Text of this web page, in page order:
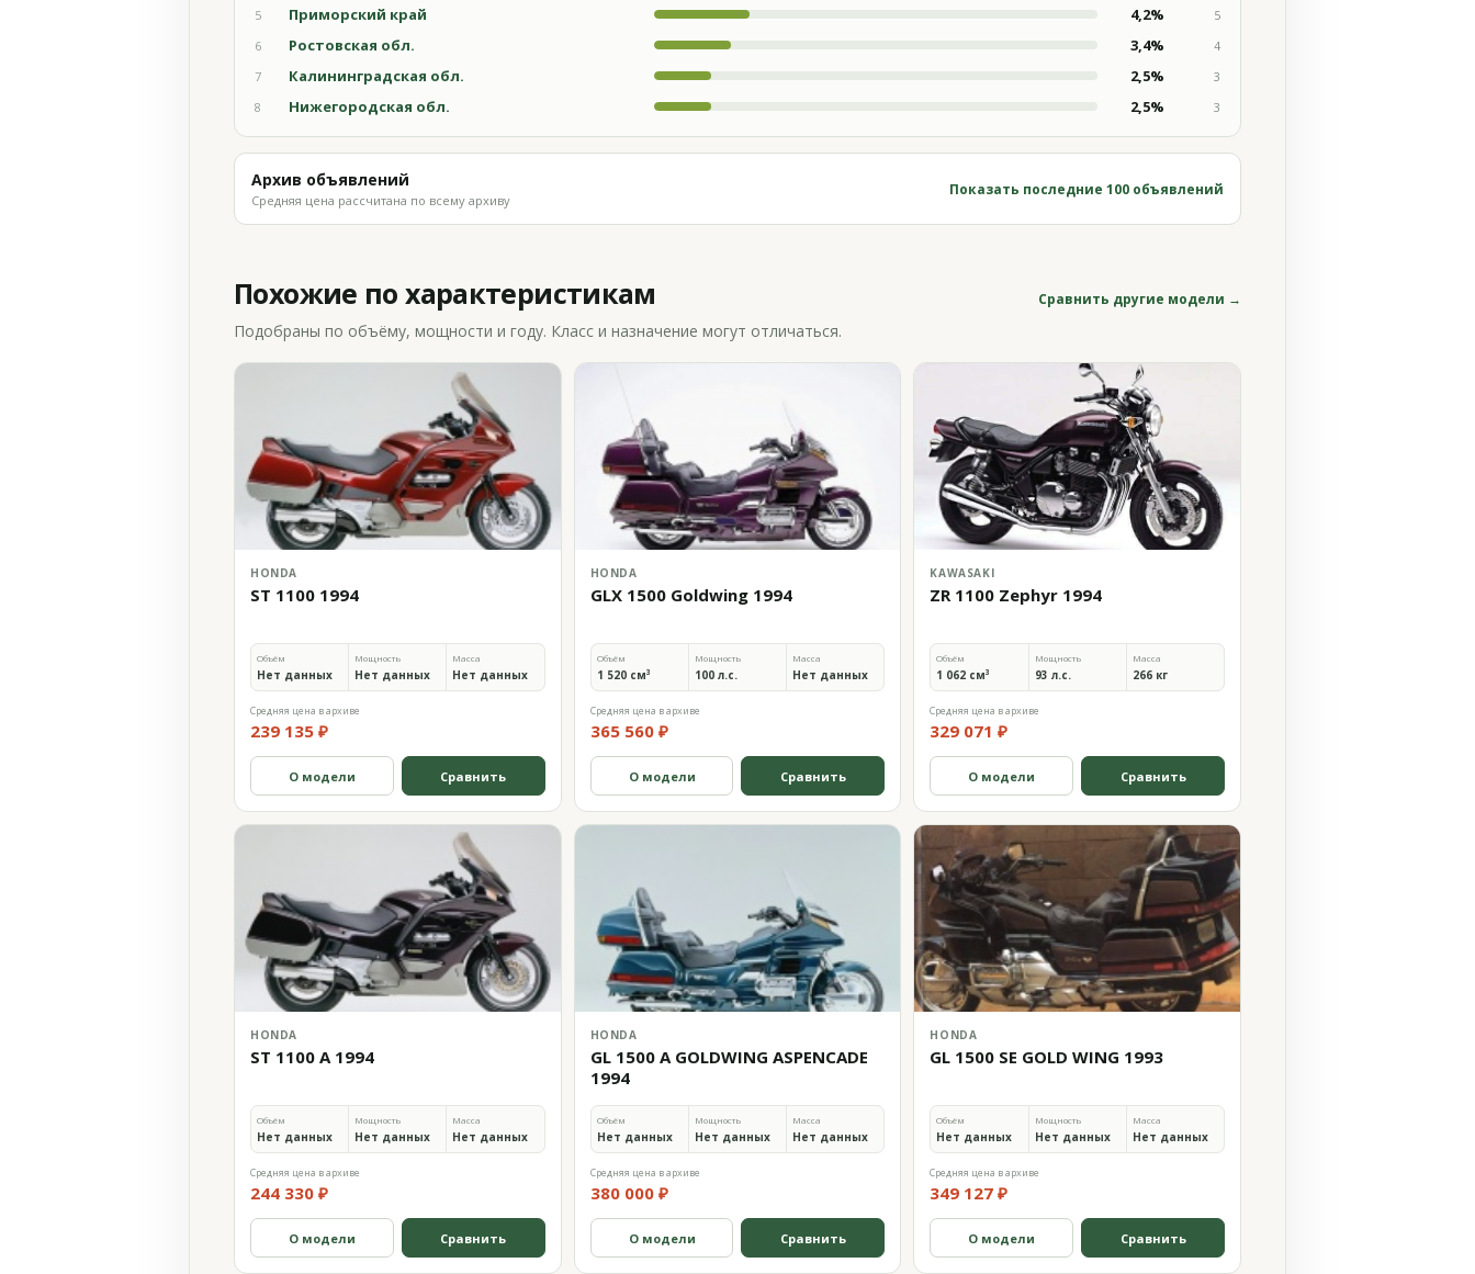
5
Приморский край 4,2%
5
6
Ростовская обл. 3,4%
4
7
Калининградская обл. 2,5%
3
8
Нижегородская обл. 2,5% 3
Архив объявлений
Средняя цена рассчитана по всему архиву
Показать последние 100 объявлений
Похожие по характеристикам Сравнить другие модели →
Подобраны по объёму, мощности и году. Класс и назначение могут отличаться.
HONDA
ST 1100 1994
Объём
Нет данных
Мощность
Нет данных
Масса
Нет данных
Средняя цена в архиве
239 135 ₽
О модели Сравнить
HONDA
GLX 1500 Goldwing 1994
Объём
1 520 см³
Мощность
100 л.с.
Масса
Нет данных
Средняя цена в архиве
365 560 ₽
О модели Сравнить
KAWASAKI
ZR 1100 Zephyr 1994
Объём
1 062 см³
Мощность
93 л.с.
Масса
266 кг
Средняя цена в архиве
329 071 ₽
О модели Сравнить
HONDA
ST 1100 A 1994
Объём
Нет данных
Мощность
Нет данных
Масса
Нет данных
Средняя цена в архиве
244 330 ₽
О модели Сравнить
HONDA
GL 1500 A GOLDWING ASPENCADE
1994
Объём
Нет данных
Мощность
Нет данных
Масса
Нет данных
Средняя цена в архиве
380 000 ₽
О модели Сравнить
HONDA
GL 1500 SE GOLD WING 1993
Объём
Нет данных
Мощность
Нет данных
Масса
Нет данных
Средняя цена в архиве
349 127 ₽
О модели Сравнить